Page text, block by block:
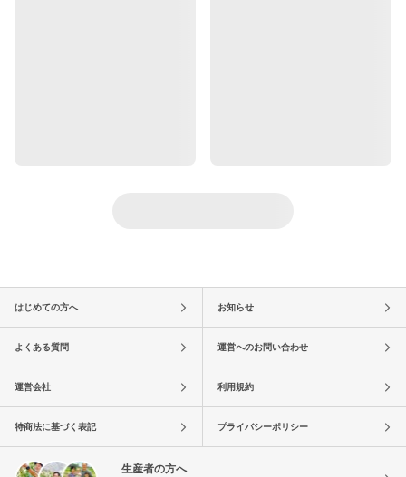
はじめての方へ お知らせ
よくある質問 運営へのお問い合わせ
運営会社 利用規約
特商法に基づく表記 プライバシーポリシー
生産者の方へ